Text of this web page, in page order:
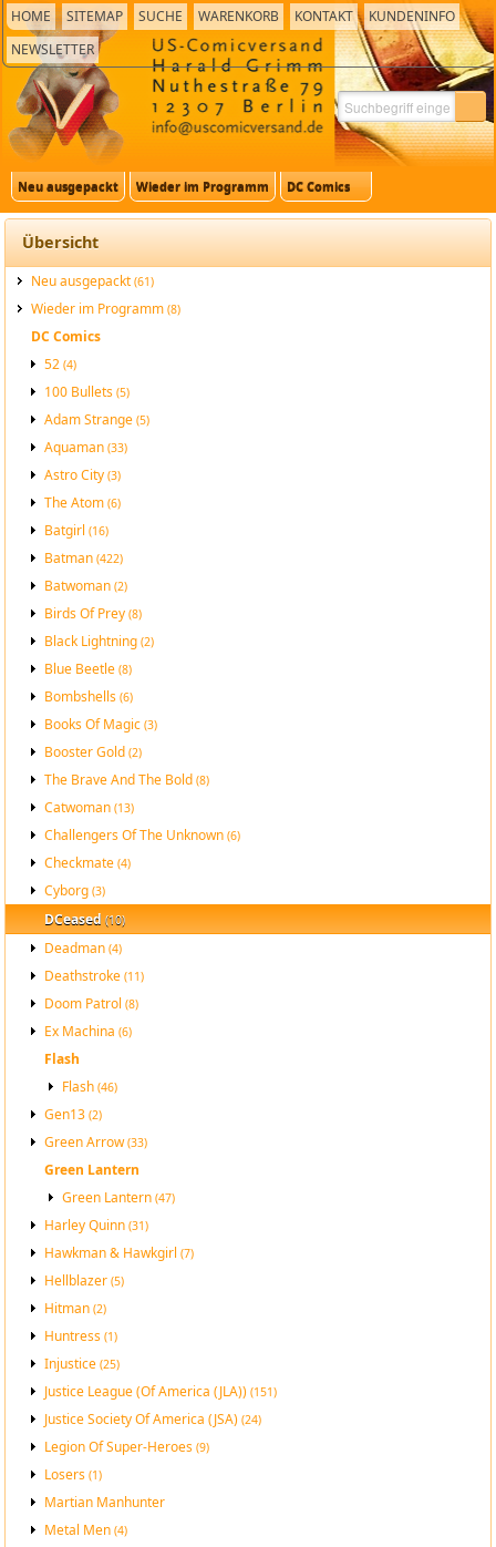
HOME SITEMAP SUCHE WARENKORB KONTAKT
KUNDENINFO
NEWSLETTER
Neu ausgepackt Wieder im Programm DC Comics
Übersicht
Neu ausgepackt(61)
Wieder im Programm(8)
DC Comics
52(4)
100 Bullets(5)
Adam Strange(5)
Aquaman(33)
Astro City(3)
The Atom(6)
Batgirl(16)
Batman(422)
Batwoman(2)
Birds Of Prey(8)
Black Lightning(2)
Blue Beetle(8)
Bombshells(6)
Books Of Magic(3)
Booster Gold(2)
The Brave And The Bold(8)
Catwoman(13)
Challengers Of The Unknown(6)
Checkmate(4)
Cyborg(3)
DCeased(10)
Deadman(4)
Deathstroke(11)
Doom Patrol(8)
Ex Machina(6)
Flash
Flash(46)
Gen13(2)
Green Arrow(33)
Green Lantern
Green Lantern(47)
Harley Quinn(31)
Hawkman & Hawkgirl(7)
Hellblazer(5)
Hitman(2)
Huntress(1)
Injustice(25)
Justice League (Of America (JLA))(151)
Justice Society Of America (JSA)(24)
Legion Of Super-Heroes(9)
Losers(1)
Martian Manhunter
Metal Men(4)